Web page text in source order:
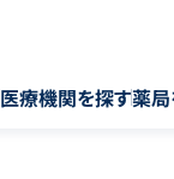
医療機関を探す薬